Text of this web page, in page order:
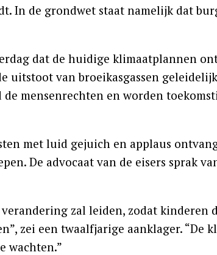
In de grondwet staat namelijk dat
dat de huidige klimaatplannen
uitstoot van broeikasgassen
mensenrechten en worden
met luid gejuich en applaus
De advocaat van de eisers sprak
zal leiden, zodat kinderen
zei een twaalfjarige aanklager. “De
wachten.”